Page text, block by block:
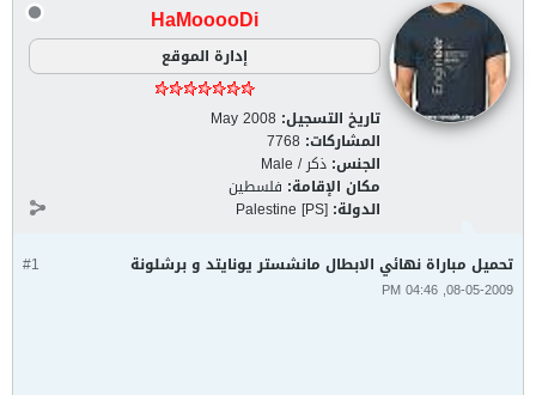
HaMooooDi
إدارة الموقع
تاريخ التسجيل: May 2008
المشاركات: 7768
الجنس: ذكر / Male
مكان الإقامة: فلسطين
الدولة: Palestine [PS]
#1 تحميل مباراة نهائي الابطال مانشستر يونايتد و برشلونة
08-05-2009, 04:46 PM